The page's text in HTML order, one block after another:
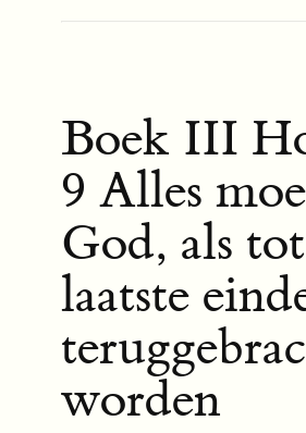
Boek III
9 Alles
God, als
laatste
worden